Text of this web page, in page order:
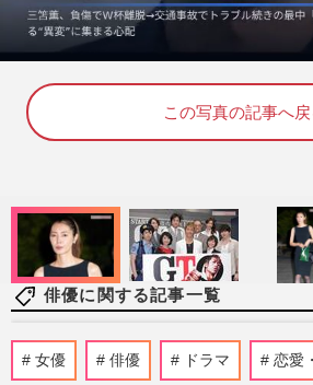
U
n
u
o
d
:
この写真の記事へ戻
俳優に関する記事一覧
元宝塚星組トップス
れが宝塚なんだ」振
女優 俳優 ドラマ 恋愛